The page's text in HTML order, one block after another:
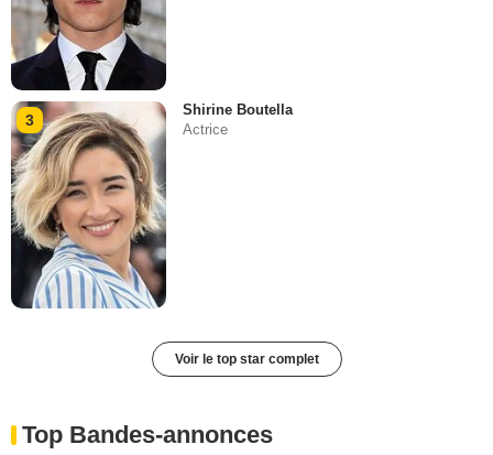
3
Shirine Boutella
Actrice
Voir le top star complet
Top Bandes-annonces